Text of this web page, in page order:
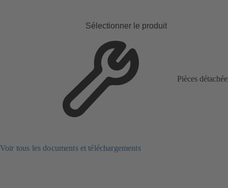
Sélectionner le produit
Pièces
Voir tous les documents et téléchargements